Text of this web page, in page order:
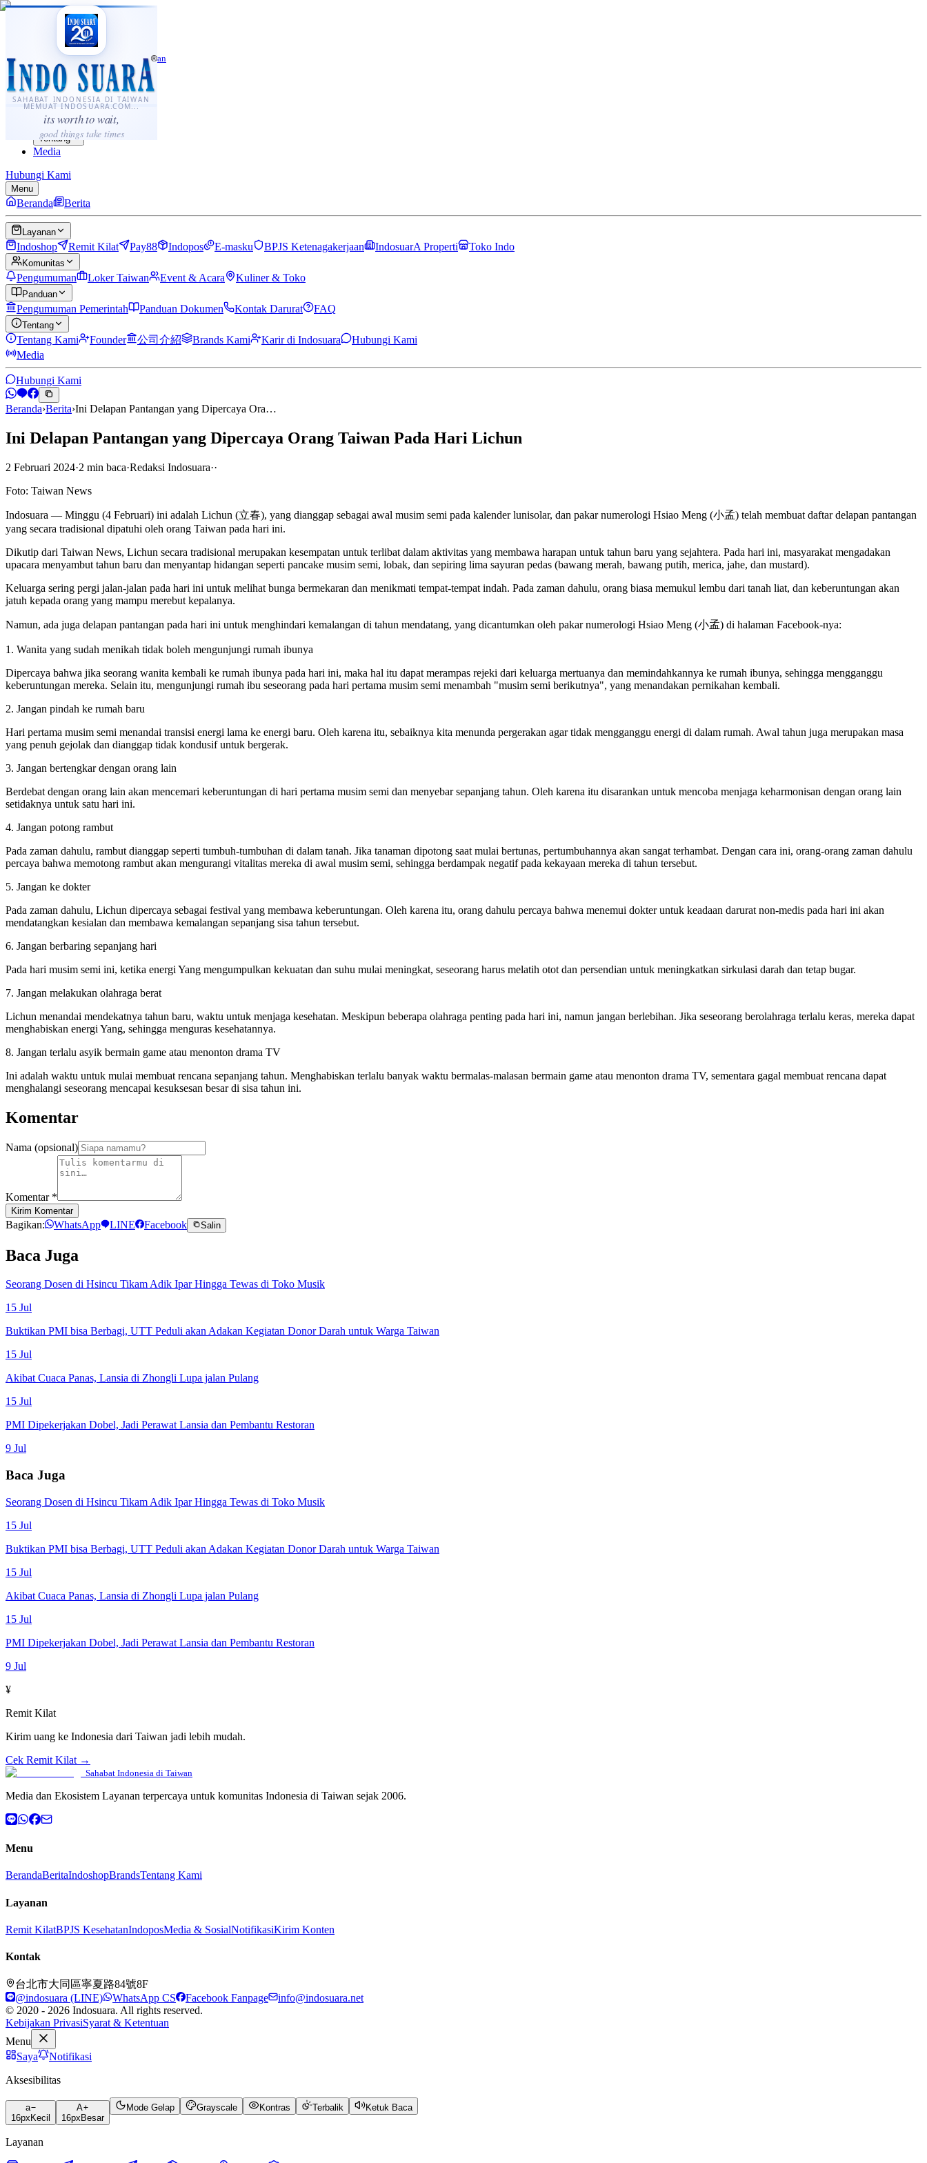
SAHABAT INDONESIA DI TAIWAN
MEMUAT INDOSUARA.COM...
its worth to wait,
good things take times
·...
⌘K
Sahabat Indonesia di Taiwan
Berita
Layanan
Komunitas
Panduan
Tentang
Media
Hubungi Kami
Menu
Beranda Berita
Layanan
Indoshop Remit Kilat Pay88 Indopos E-masku BPJS Ketenagakerjaan IndosuarA Properti Toko Indo
Komunitas
Pengumuman Loker Taiwan Event & Acara Kuliner & Toko
Panduan
Pengumuman Pemerintah Panduan Dokumen Kontak Darurat FAQ
Tentang
Tentang Kami Founder 公司介紹 Brands Kami Karir di Indosuara
Hubungi Kami
Media
Hubungi Kami
Beranda›Berita›Ini Delapan Pantangan yang Dipercaya Ora…
Ini Delapan Pantangan yang Dipercaya Orang Taiwan Pada Hari Lichun
2 Februari 2024·2 min baca·Redaksi Indosuara··
Foto: Taiwan News
Indosuara — Minggu (4 Februari) ini adalah Lichun (立春), yang dianggap sebagai awal musim semi pada kalender lunisolar, dan pakar numerologi Hsiao Meng (小孟) telah membuat daftar delapan pantangan
yang secara tradisional dipatuhi oleh orang Taiwan pada hari ini.
Dikutip dari Taiwan News, Lichun secara tradisional merupakan kesempatan untuk terlibat dalam aktivitas yang membawa harapan untuk tahun baru yang sejahtera. Pada hari ini, masyarakat mengadakan
upacara menyambut tahun baru dan menyantap hidangan seperti pancake musim semi, lobak, dan sepiring lima sayuran pedas (bawang merah, bawang putih, merica, jahe, dan mustard).
Keluarga sering pergi jalan-jalan pada hari ini untuk melihat bunga bermekaran dan menikmati tempat-tempat indah. Pada zaman dahulu, orang biasa memukul lembu dari tanah liat, dan keberuntungan akan
jatuh kepada orang yang mampu merebut kepalanya.
Namun, ada juga delapan pantangan pada hari ini untuk menghindari kemalangan di tahun mendatang, yang dicantumkan oleh pakar numerologi Hsiao Meng (小孟) di halaman Facebook-nya:
1. Wanita yang sudah menikah tidak boleh mengunjungi rumah ibunya
Dipercaya bahwa jika seorang wanita kembali ke rumah ibunya pada hari ini, maka hal itu dapat merampas rejeki dari keluarga mertuanya dan memindahkannya ke rumah ibunya, sehingga mengganggu
keberuntungan mereka. Selain itu, mengunjungi rumah ibu seseorang pada hari pertama musim semi menambah "musim semi berikutnya", yang menandakan pernikahan kembali.
2. Jangan pindah ke rumah baru
Hari pertama musim semi menandai transisi energi lama ke energi baru. Oleh karena itu, sebaiknya kita menunda pergerakan agar tidak mengganggu energi di dalam rumah. Awal tahun juga merupakan masa
yang penuh gejolak dan dianggap tidak kondusif untuk bergerak.
3. Jangan bertengkar dengan orang lain
Berdebat dengan orang lain akan mencemari keberuntungan di hari pertama musim semi dan menyebar sepanjang tahun. Oleh karena itu disarankan untuk mencoba menjaga keharmonisan dengan orang lain
setidaknya untuk satu hari ini.
4. Jangan potong rambut
Pada zaman dahulu, rambut dianggap seperti tumbuh-tumbuhan di dalam tanah. Jika tanaman dipotong saat mulai bertunas, pertumbuhannya akan sangat terhambat. Dengan cara ini, orang-orang zaman dahulu
percaya bahwa memotong rambut akan mengurangi vitalitas mereka di awal musim semi, sehingga berdampak negatif pada kekayaan mereka di tahun tersebut.
5. Jangan ke dokter
Pada zaman dahulu, Lichun dipercaya sebagai festival yang membawa keberuntungan. Oleh karena itu, orang dahulu percaya bahwa menemui dokter untuk keadaan darurat non-medis pada hari ini akan
mendatangkan kesialan dan membawa kemalangan sepanjang sisa tahun tersebut.
6. Jangan berbaring sepanjang hari
Pada hari musim semi ini, ketika energi Yang mengumpulkan kekuatan dan suhu mulai meningkat, seseorang harus melatih otot dan persendian untuk meningkatkan sirkulasi darah dan tetap bugar.
7. Jangan melakukan olahraga berat
Lichun menandai mendekatnya tahun baru, waktu untuk menjaga kesehatan. Meskipun beberapa olahraga penting pada hari ini, namun jangan berlebihan. Jika seseorang berolahraga terlalu keras, mereka dapat
menghabiskan energi Yang, sehingga menguras kesehatannya.
8. Jangan terlalu asyik bermain game atau menonton drama TV
Ini adalah waktu untuk mulai membuat rencana sepanjang tahun. Menghabiskan terlalu banyak waktu bermalas-malasan bermain game atau menonton drama TV, sementara gagal membuat rencana dapat
menghalangi seseorang mencapai kesuksesan besar di sisa tahun ini.
Komentar
Nama (opsional)
Komentar *
Kirim Komentar
Bagikan: WhatsApp LINE Facebook Salin
Baca Juga
Seorang Dosen di Hsincu Tikam Adik Ipar Hingga Tewas di Toko Musik
15 Jul
Buktikan PMI bisa Berbagi, UTT Peduli akan Adakan Kegiatan Donor Darah untuk Warga Taiwan
15 Jul
Akibat Cuaca Panas, Lansia di Zhongli Lupa jalan Pulang
15 Jul
PMI Dipekerjakan Dobel, Jadi Perawat Lansia dan Pembantu Restoran
9 Jul
Baca Juga
Seorang Dosen di Hsincu Tikam Adik Ipar Hingga Tewas di Toko Musik
15 Jul
Buktikan PMI bisa Berbagi, UTT Peduli akan Adakan Kegiatan Donor Darah untuk Warga Taiwan
15 Jul
Akibat Cuaca Panas, Lansia di Zhongli Lupa jalan Pulang
15 Jul
PMI Dipekerjakan Dobel, Jadi Perawat Lansia dan Pembantu Restoran
9 Jul
¥
Remit Kilat
Kirim uang ke Indonesia dari Taiwan jadi lebih mudah.
Cek Remit Kilat →
Sahabat Indonesia di Taiwan
Media dan Ekosistem Layanan terpercaya untuk komunitas Indonesia di Taiwan sejak 2006.
Menu
BerandaBeritaIndoshopBrandsTentang Kami
Layanan
Remit KilatBPJS KesehatanIndoposMedia & SosialNotifikasiKirim Konten
Kontak
台北市大同區寧夏路84號8F
@indosuara (LINE)
WhatsApp CS Facebook Fanpage
info@indosuara.net
© 2020 - 2026 Indosuara. All rights reserved.
Kebijakan PrivasiSyarat & Ketentuan
Menu
Saya
Notifikasi
Aksesibilitas
a
16px Kecil
A
16px Besar
Mode Gelap Grayscale Kontras Terbalik Ketuk Baca
Layanan